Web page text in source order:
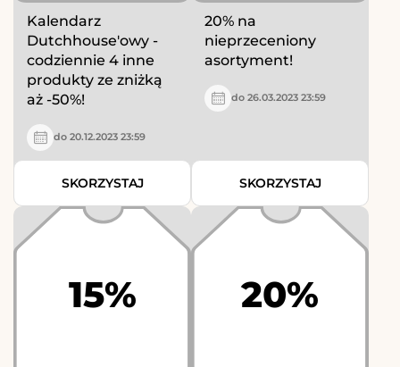
Kalendarz
Dutchhouse'owy -
codziennie 4 inne
produkty ze zniżką
aż -50%!
do 20.12.2023 23:59
SKORZYSTAJ
20% na
nieprzeceniony
asortyment!
do 26.03.2023 23:59
SKORZYSTAJ
15% 20%